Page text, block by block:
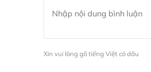
Xin vui lòng gõ tiếng Việt có dấu